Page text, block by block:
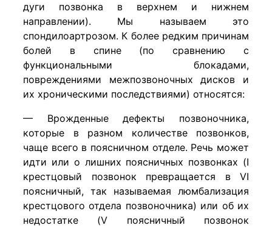
дуги позвонка в верхнем и нижнем
направлении). Мы называем это
спондилоартрозом. К более редким причинам
болей в спине (по сравнению с
функциональными блокадами,
повреждениями межпозвоночных дисков и
их хроническими последствиями) относятся:
— Врожденные дефекты позвоночника,
которые в разном количестве позвонков,
чаще всего в поясничном отделе. Речь может
идти или о лишних поясничных позвонках (I
крестцовый позвонок превращается в VI
поясничный, так называемая люмбализация
крестцового отдела позвоночника) или об их
недостатке (V поясничный позвонок